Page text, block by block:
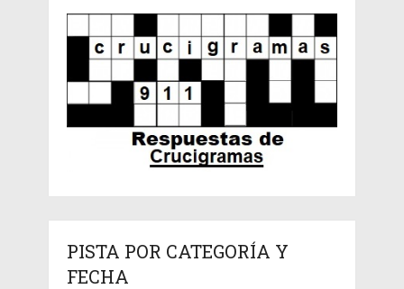
PISTA POR CATEGORÍA Y
FECHA